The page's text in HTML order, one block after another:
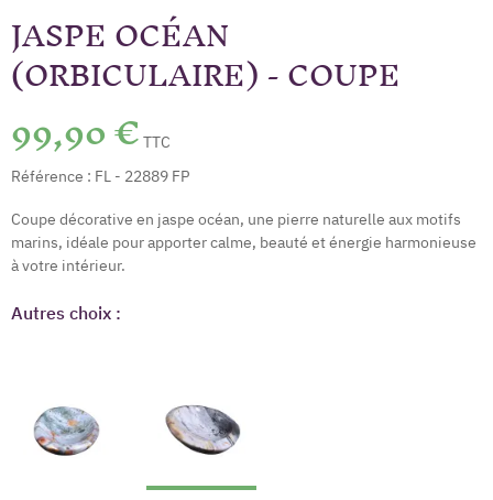
JASPE OCÉAN
(ORBICULAIRE) - COUPE
99,90 € TTC
Référence : FL - 22889 FP
Coupe décorative en jaspe océan, une pierre naturelle aux motifs
marins, idéale pour apporter calme, beauté et énergie harmonieuse
à votre intérieur.
Autres choix :